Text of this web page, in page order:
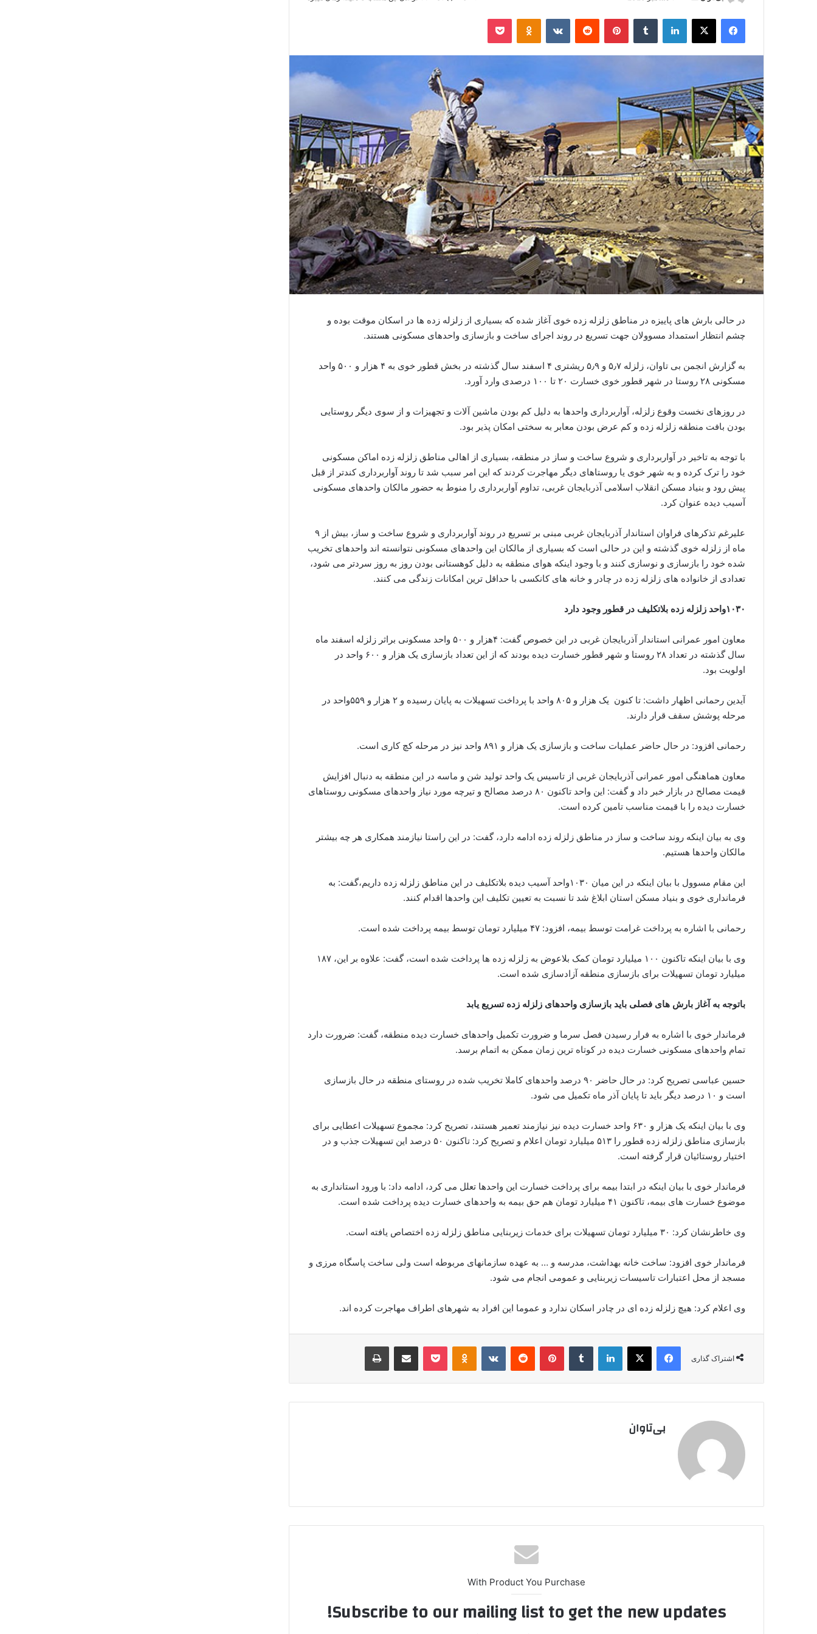
ل
ی
م
ی
ل
فیس بوک لینکدین ‫پین‌ترست ‫رددیت
در حالی بارش های پاییزه در مناطق زلزله زده خوی آغاز شده که بسیاری از زلزله زده ها در اسکان موقت بوده و
چشم انتظار استمداد مسوولان جهت تسریع در روند اجرای ساخت و بازسازی واحدهای مسکونی هستند.
به گزارش انجمن بی تاوان، زلزله ۵٫۷ و ۵٫۹ ریشتری ۴ اسفند سال گذشته در بخش قطور خوی به ۴ هزار و ۵۰۰ واحد
مسکونی ۲۸ روستا در شهر قطور خوی خسارت ۲۰ تا ۱۰۰ درصدی وارد آورد.
در روزهای نخست وقوع زلزله، آواربرداری واحدها به دلیل کم بودن ماشین آلات و تجهیزات و از سوی دیگر روستایی
بودن بافت منطقه زلزله زده و کم عرض بودن معابر به سختی امکان پذیر بود.
با توجه به تاخیر در آواربرداری و شروع ساخت و ساز در منطقه، بسیاری از اهالی مناطق زلزله زده اماکن مسکونی
خود را ترک کرده و به شهر خوی یا روستاهای دیگر مهاجرت کردند که این امر سبب شد تا روند آواربرداری کندتر از قبل
پیش رود و بنیاد مسکن انقلاب اسلامی آذربایجان غربی، تداوم آواربرداری را منوط به حضور مالکان واحدهای مسکونی
آسیب دیده عنوان کرد.
علیرغم تذکرهای فراوان استاندار آذربایجان غربی مبنی بر تسریع در روند آواربرداری و شروع ساخت و ساز، بیش از ۹
ماه از زلزله خوی گذشته و این در حالی است که بسیاری از مالکان این واحدهای مسکونی نتوانسته اند واحدهای تخریب
شده خود را بازسازی و نوسازی کنند و با وجود اینکه هوای منطقه به دلیل کوهستانی بودن روز به روز سردتر می شود،
تعدادی از خانواده های زلزله زده در چادر و خانه های کانکسی با حداقل ترین امکانات زندگی می کنند.
۱۰۳۰واحد زلزله زده بلاتکلیف در قطور وجود دارد
معاون امور عمرانی استاندار آذربایجان غربی در این خصوص گفت: ۴هزار و ۵۰۰ واحد مسکونی براثر زلزله اسفند ماه
سال گذشته در تعداد ۲۸ روستا و شهر قطور خسارت دیده بودند که از این تعداد بازسازی یک هزار و ۶۰۰ واحد در
اولویت بود.
آیدین رحمانی اظهار داشت: تا کنون یک هزار و ۸۰۵ واحد با پرداخت تسهیلات به پایان رسیده و ۲ هزار و ۵۵۹واحد در
مرحله پوشش سقف قرار دارند.
رحمانی افزود: در حال حاضر عملیات ساخت و بازسازی یک هزار و ۸۹۱ واحد نیز در مرحله کچ کاری است.
معاون هماهنگی امور عمرانی آذربایجان غربی از تاسیس یک واحد تولید شن و ماسه در این منطقه به دنبال افزایش
قیمت مصالح در بازار خبر داد و گفت: این واحد تاکنون ۸۰ درصد مصالح و تیرچه مورد نیاز واحدهای مسکونی روستاهای
خسارت دیده را با قیمت مناسب تامین کرده است.
وی به بیان اینکه روند ساخت و ساز در مناطق زلزله زده ادامه دارد، گفت: در این راستا نیازمند همکاری هر چه بیشتر
مالکان واحدها هستیم.
این مقام مسوول با بیان اینکه در این میان ۱۰۳۰واحد آسیب دیده بلاتکلیف در این مناطق زلزله زده داریم،گفت: به
فرمانداری خوی و بنیاد مسکن استان ابلاغ شد تا نسبت به تعیین تکلیف این واحدها اقدام کنند.
رحمانی با اشاره به پرداخت غرامت توسط بیمه، افزود: ۴۷ میلیارد تومان توسط بیمه پرداخت شده است.
وی با بیان اینکه تاکنون ۱۰۰ میلیارد تومان کمک بلاعوض به زلزله زده ها پرداخت شده است، گفت: علاوه بر این، ۱۸۷
میلیارد تومان تسهیلات برای بازسازی منطقه آزادسازی شده است.
باتوجه به آغاز بارش های فصلی باید بازسازی واحدهای زلزله زده تسریع یابد
فرماندار خوی با اشاره به فرار رسیدن فصل سرما و ضرورت تکمیل واحدهای خسارت دیده منطقه، گفت: ضرورت دارد
تمام واحدهای مسکونی خسارت دیده در کوتاه ترین زمان ممکن به اتمام برسد.
حسین عباسی تصریح کرد: در حال حاضر ۹۰ درصد واحدهای کاملا تخریب شده در روستای منطقه در حال بازسازی
است و ۱۰ درصد دیگر باید تا پایان آذر ماه تکمیل می شود.
وی با بیان اینکه یک هزار و ۶۳۰ واحد خسارت دیده نیز نیازمند تعمیر هستند، تصریح کرد: مجموع تسهیلات اعطایی برای
بازسازی مناطق زلزله زده قطور را ۵۱۳ میلیارد تومان اعلام و تصریح کرد: تاکنون ۵۰ درصد این تسهیلات جذب و در
اختیار روستائیان قرار گرفته است.
فرماندار خوی با بیان اینکه در ابتدا بیمه برای پرداخت خسارت این واحدها تعلل می کرد، ادامه داد: با ورود استانداری به
موضوع خسارت های بیمه، تاکنون ۴۱ میلیارد تومان هم حق بیمه به واحدهای خسارت دیده پرداخت شده است.
وی خاطرنشان کرد: ۳۰ میلیارد تومان تسهیلات برای خدمات زیربنایی مناطق زلزله زده اختصاص یافته است.
فرماندار خوی افزود: ساخت خانه بهداشت، مدرسه و … به عهده سازمانهای مربوطه است ولی ساخت پاسگاه مرزی و
مسجد از محل اعتبارات تاسیسات زیربنایی و عمومی انجام می شود.
وی اعلام کرد: هیچ زلزله زده ای در چادر اسکان ندارد و عموما این افراد به شهرهای اطراف مهاجرت کرده اند.
اشتراک گذاری
فیس بوک لینکدین ‫پین‌ترست ‫رددیت پاکت اشتراک گذاری از طریق ایمیل
بی‌تاوان
With Product You Purchase
Subscribe to our mailing list to get the new updates!